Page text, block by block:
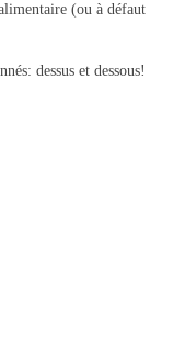
(ou à défaut
dessus et dessous!